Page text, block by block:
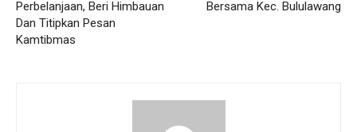
Perbelanjaan, Beri Himbauan
Dan Titipkan Pesan
Kamtibmas
Bersama Kec. Bululawang